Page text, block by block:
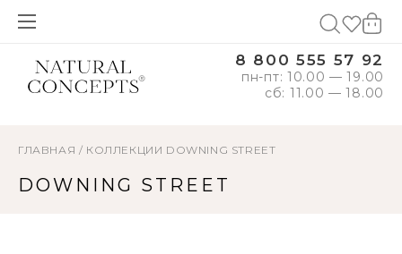
8 800 555 57 92
пн-пт: 10.00 — 19.00
сб: 11.00 — 18.00
ГЛАВНАЯ / КОЛЛЕКЦИИ DOWNING STREET
DOWNING STREET